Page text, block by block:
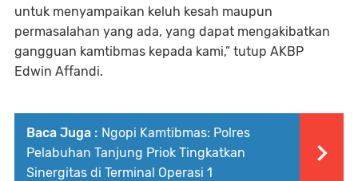
untuk menyampaikan keluh kesah maupun
permasalahan yang ada, yang dapat mengakibatkan
gangguan kamtibmas kepada kami,” tutup AKBP
Edwin Affandi.
Baca Juga : Ngopi Kamtibmas: Polres
Pelabuhan Tanjung Priok Tingkatkan
Sinergitas di Terminal Operasi 1